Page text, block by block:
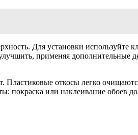
Для установки
применяя дополнительные
Пластиковые откосы легко
покраска или наклеивание обоев